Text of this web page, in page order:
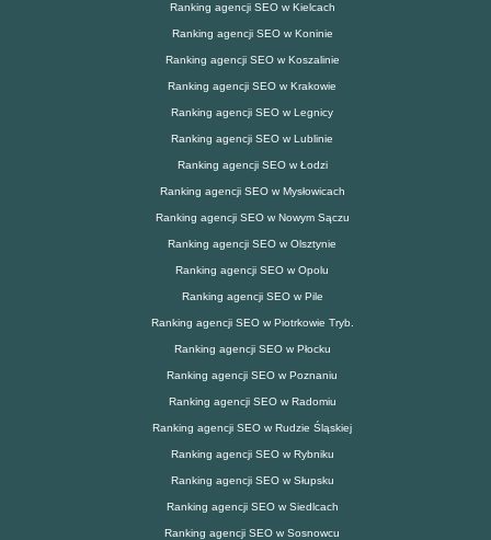
Ranking agencji SEO w Kielcach
Ranking agencji SEO w Koninie
Ranking agencji SEO w Koszalinie
Ranking agencji SEO w Krakowie
Ranking agencji SEO w Legnicy
Ranking agencji SEO w Lublinie
Ranking agencji SEO w Łodzi
Ranking agencji SEO w Mysłowicach
Ranking agencji SEO w Nowym Sączu
Ranking agencji SEO w Olsztynie
Ranking agencji SEO w Opolu
Ranking agencji SEO w Pile
Ranking agencji SEO w Piotrkowie Tryb.
Ranking agencji SEO w Płocku
Ranking agencji SEO w Poznaniu
Ranking agencji SEO w Radomiu
Ranking agencji SEO w Rudzie Śląskiej
Ranking agencji SEO w Rybniku
Ranking agencji SEO w Słupsku
Ranking agencji SEO w Siedlcach
Ranking agencji SEO w Sosnowcu